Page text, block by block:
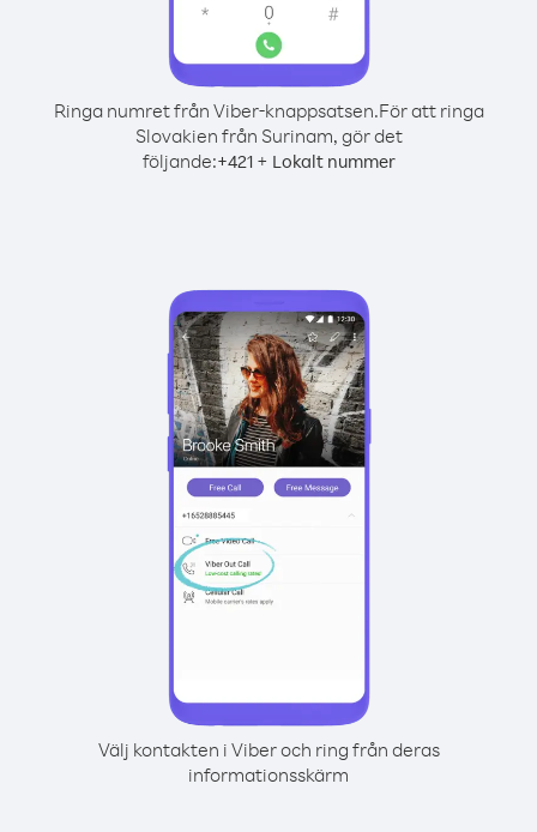
Ringa numret från Viber-knappsatsen.För att ringa
Slovakien från Surinam, gör det
följande:+421+ Lokalt nummer
Välj kontakten i Viber och ring från deras
informationsskärm